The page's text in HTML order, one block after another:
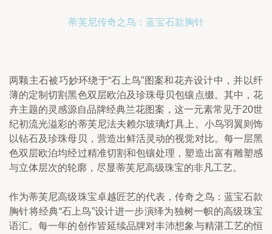
蒂芙尼传奇之鸟：蓝宝石款胸针
两颗主石被巧妙环绕于“石上鸟”图案和花卉设计中，并以纤
薄的定制切割黑色双层欧泊及珍珠母贝包镶点缀。其中，花
卉主题的灵感源自品牌经典兰花图案，这一元素常见于20世
纪初流光溢彩的蒂芙尼法夫赖尔玻璃灯具上。小鸟羽翼则饰
以钻石及珍珠母贝，营造出鲜活灵动的视觉对比。每一层黑
色双层欧泊均经过精准切割和包镶处理，塑造出富有雕塑感
与立体层次的轮廓，尽显蒂芙尼高级珠宝的非凡工艺。
作为蒂芙尼高级珠宝卓越匠艺的代表，传奇之鸟：蓝宝石款
胸针将经典“石上鸟”设计进一步演绎为独树一帜的高级珠宝
语汇。每一年的创作皆延续品牌对丰沛想象与精湛工艺的恒